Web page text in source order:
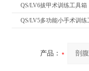
QS/LV6拔甲术训练工具箱
QS/LV5多功能小手术训练
产品：